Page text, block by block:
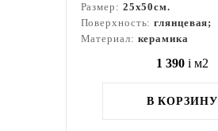
Размер: 25x50см.
Поверхность:глянцевая;
Материал: керамика
1 390 i м2
В КОРЗИНУ